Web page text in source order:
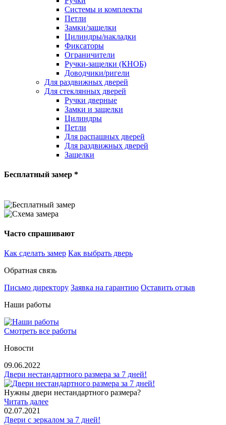
Системы и комплекты
Петли
Замки/защелки
Цилиндры/накладки
Фиксаторы
Ограничители
Ручки-защелки (КНОБ)
Доводчики/ригели
Для раздвижных дверей
Для стеклянных дверей
Ручки дверные
Замки и защелки
Цилиндры
Петли
Для распашных дверей
Для раздвижных дверей
Защелки
Бесплатный замер *
Часто спрашивают
Как сделать замер Как выбрать дверь
Обратная связь
Письмо директору Заявка на гарантию Оставить отзыв
Наши работы
Смотреть все работы
Новости
09.06.2022
Двери нестандартного размера за 7 дней!
Нужны двери нестандартного размера?
Читать далее
02.07.2021
Двери с зеркалом за 7 дней!